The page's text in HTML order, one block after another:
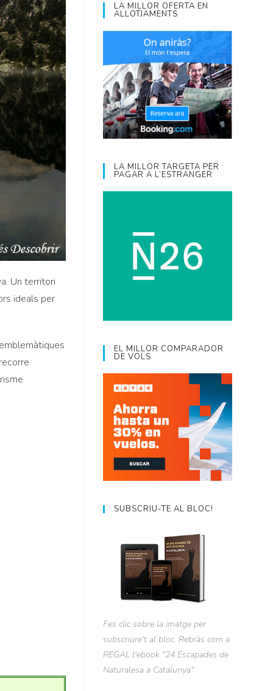
Un territori
ideals per
LA MILLOR OFERTA EN
ALLOTJAMENTS
LA MILLOR TARGETA PER
PAGAR A L’ESTRANGER
EL MILLOR COMPARADOR
DE VOLS
SUBSCRIU-TE AL BLOC!
Fes clic sobre la imatge per
subscriure't al bloc. Rebràs com a
REGAL l'ebook "24 Escapades de
Naturalesa a Catalunya".